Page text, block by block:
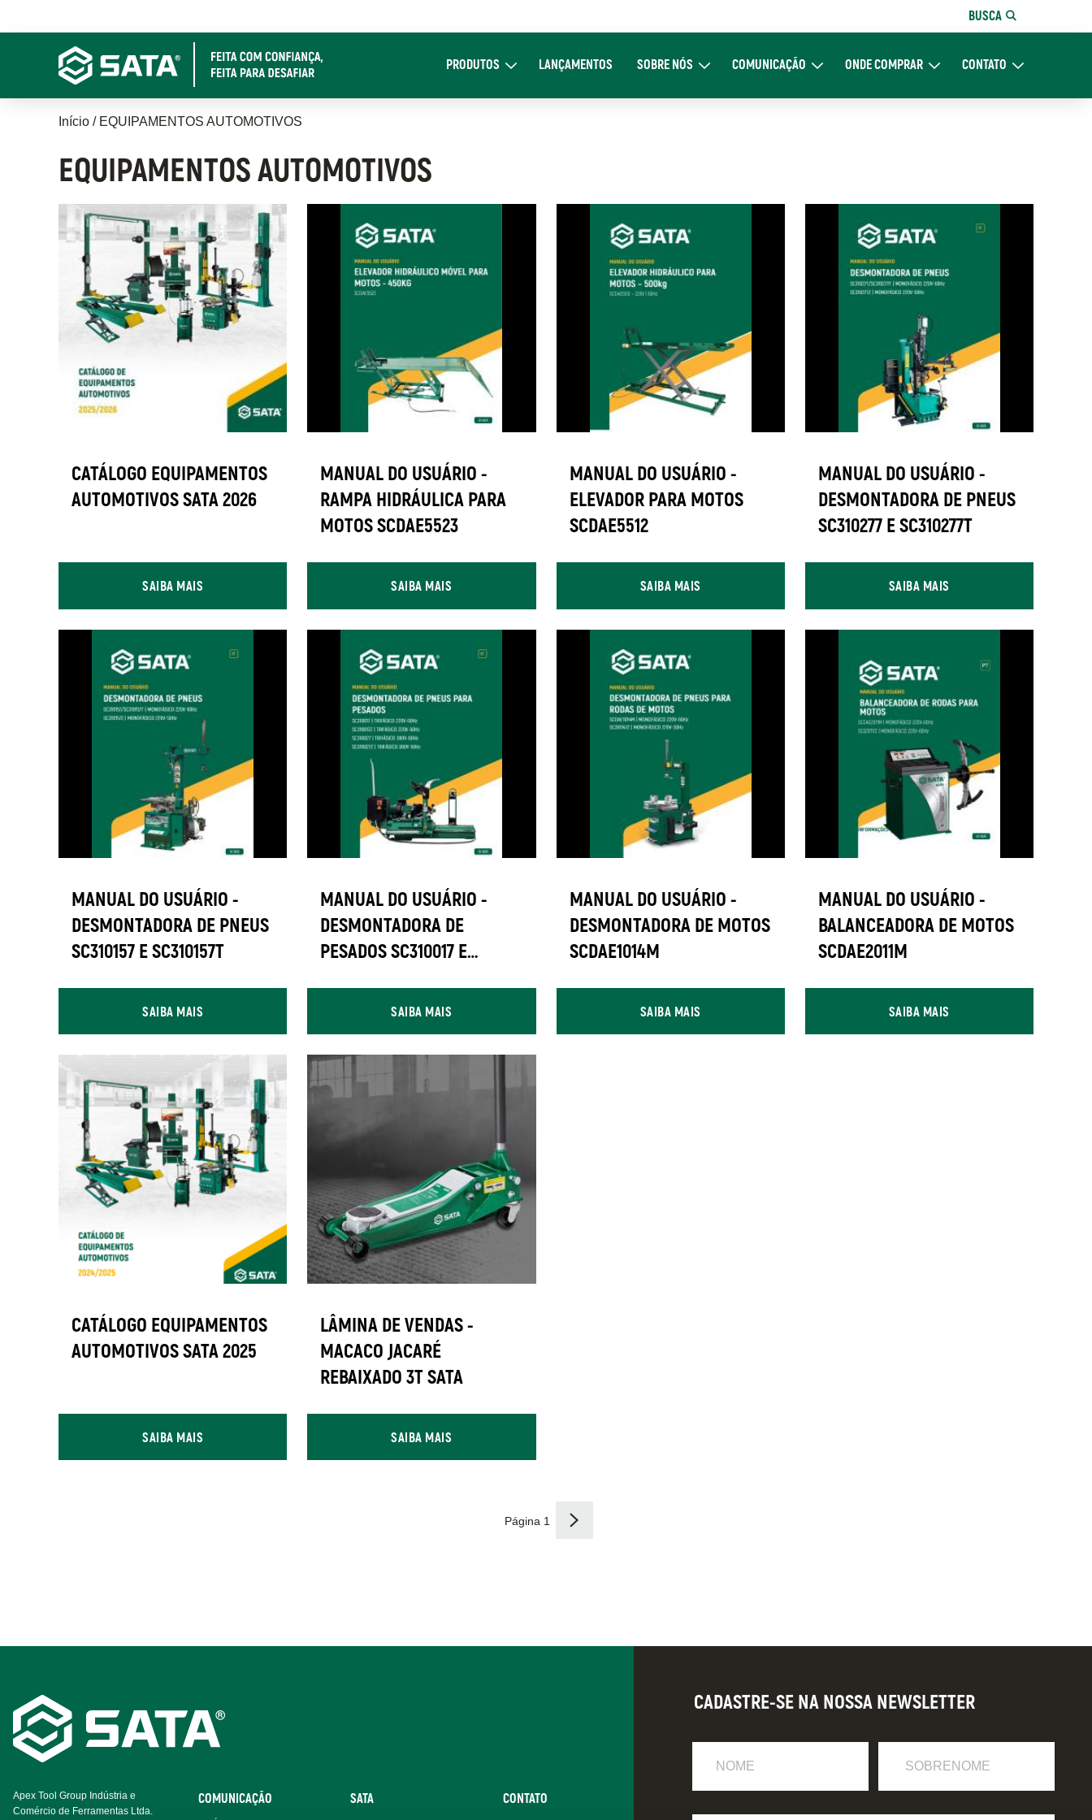
para
BUSCA
PRODUTOSExpand ProdutosLANÇAMENTOS SOBRE NÓSExpand Sobre NósCOMUNICAÇÃOExpand ComunicaçãoONDE COMPRARExpand Onde Comprar
CONTATOExpand Contato
Trilha
de
navegação
Início EQUIPAMENTOS AUTOMOTIVOS
EQUIPAMENTOS AUTOMOTIVOS
CATÁLOGO EQUIPAMENTOS
AUTOMOTIVOS SATA 2026
SAIBA MAIS
MANUAL DO USUÁRIO -
RAMPA HIDRÁULICA PARA
MOTOS SCDAE5523
SAIBA MAIS
MANUAL DO USUÁRIO -
ELEVADOR PARA MOTOS
SCDAE5512
SAIBA MAIS
MANUAL DO USUÁRIO -
DESMONTADORA DE PNEUS
SC310277 E SC310277T
SAIBA MAIS
MANUAL DO USUÁRIO -
DESMONTADORA DE PNEUS
SC310157 E SC310157T
SAIBA MAIS
MANUAL DO USUÁRIO -
DESMONTADORA DE
PESADOS SC310017 E
SAIBA MAIS
MANUAL DO USUÁRIO -
DESMONTADORA DE MOTOS
SCDAE1014M
SAIBA MAIS
MANUAL DO USUÁRIO -
BALANCEADORA DE MOTOS
SCDAE2011M
SAIBA MAIS
CATÁLOGO EQUIPAMENTOS
AUTOMOTIVOS SATA 2025
SAIBA MAIS
LÂMINA DE VENDAS -
MACACO JACARÉ
REBAIXADO 3T SATA
SAIBA MAIS
Página 1
Próxima
Footer
Navigation
Apex Tool Group Indústria e
Comércio de Ferramentas Ltda.
COMUNICAÇÃO SATA CONTATO
CADASTRE-SE NA NOSSA NEWSLETTER